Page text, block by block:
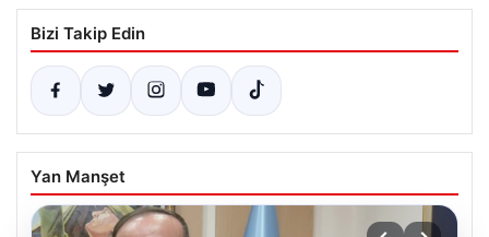
Bizi Takip Edin
Yan Manşet